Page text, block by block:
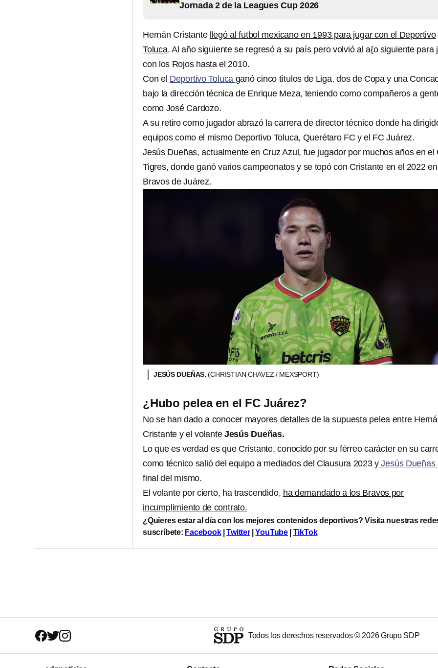
Jornada 2 de la Leagues Cup 2026
Hernán Cristante llegó al futbol mexicano en 1993 para jugar con el Deportivo
Toluca. Al año siguiente se regresó a su país pero volvió al a{o siguiente para
con los Rojos hasta el 2010.
Con el Deportivo Toluca ganó cinco títulos de Liga, dos de Copa y una
bajo la dirección técnica de Enrique Meza, teniendo como compañeros a
como José Cardozo.
A su retiro como jugador abrazó la carrera de director técnico donde ha
equipos como el mismo Deportivo Toluca, Querétaro FC y el FC Juárez.
Jesús Dueñas, actualmente en Cruz Azul, fue jugador por muchos años en el
Tigres, donde ganó varios campeonatos y se topó con Cristante en el 2022
Bravos de Juárez.
JESÚS DUEÑAS.(CHRISTIAN CHAVEZ / MEXSPORT)
¿Hubo pelea en el FC Juárez?
No se han dado a conocer mayores detalles de la supuesta pelea entre
Cristante y el volante Jesús Dueñas.
Lo que es verdad es que Cristante, conocido por su férreo carácter en su
como técnico salió del equipo a mediados del Clausura 2023 y Jesús Dueñas
final del mismo.
El volante por cierto, ha trascendido, ha demandado a los Bravos por
incumplimiento de contrato.
¿Quieres estar al día con los mejores contenidos deportivos? Visita nuestras
suscríbete: Facebook|Twitter| YouTube TikTok
Todos los derechos reservados © 2026Grupo SDP